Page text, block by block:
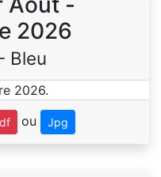
2026
Bleu
ou Jpg